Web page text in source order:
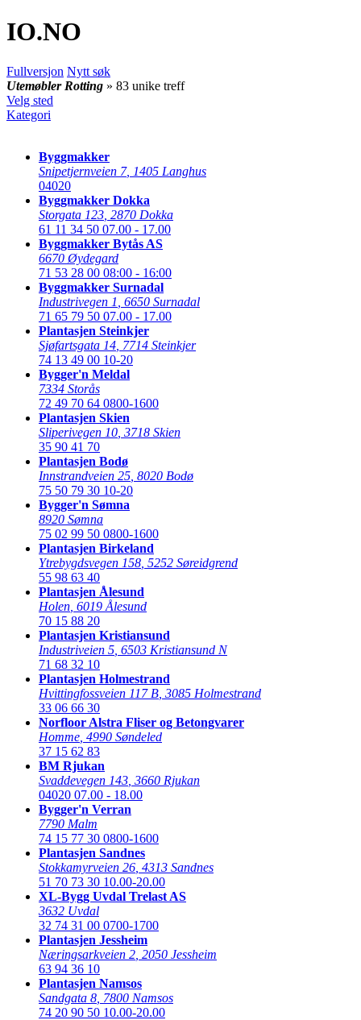
IO.NO
Fullversjon Nytt søk
Utemøbler Rotting » 83 unike treff
Velg sted
Kategori
Byggmakker
Snipetjernveien 7, 1405 Langhus
04020
Byggmakker Dokka
Storgata 123 2870 Dokka
61 11 34 50 07.00 - 17.00
Byggmakker Bytås AS
6670 Øydegard
71 53 28 00 08:00 - 16:00
Byggmakker Surnadal
Industrivegen 1 6650 Surnadal
71 65 79 50 07.00 - 17.00
Plantasjen Steinkjer
Sjøfartsgata 14 7714 Steinkjer
74 13 49 00 10-20
Bygger'n Meldal
7334 Storås
72 49 70 64 0800-1600
Plantasjen Skien
Sliperivegen 10 3718 Skien
35 90 41 70
Plantasjen Bodø
Innstrandveien 25 8020 Bodø
75 50 79 30 10-20
Bygger'n Sømna
8920 Sømna
75 02 99 50 0800-1600
Plantasjen Birkeland
Ytrebygdsvegen 158 5252 Søreidgrend
55 98 63 40
Plantasjen Ålesund
Holen 6019 Ålesund
70 15 88 20
Plantasjen Kristiansund
Industriveien 5 6503 Kristiansund N
71 68 32 10
Plantasjen Holmestrand
Hvittingfossveien 117 B 3085 Holmestrand
33 06 66 30
Norfloor Alstra Fliser og Betongvarer
Homme 4990 Søndeled
37 15 62 83
BM Rjukan
Svaddevegen 143 3660 Rjukan
04020 07.00 - 18.00
Bygger'n Verran
7790 Malm
74 15 77 30 0800-1600
Plantasjen Sandnes
Stokkamyrveien 26 4313 Sandnes
51 70 73 30 10.00-20.00
XL-Bygg Uvdal Trelast AS
3632 Uvdal
32 74 31 00 0700-1700
Plantasjen Jessheim
Næringsarkveien 2 2050 Jessheim
63 94 36 10
Plantasjen Namsos
Sandgata 8 7800 Namsos
74 20 90 50 10.00-20.00